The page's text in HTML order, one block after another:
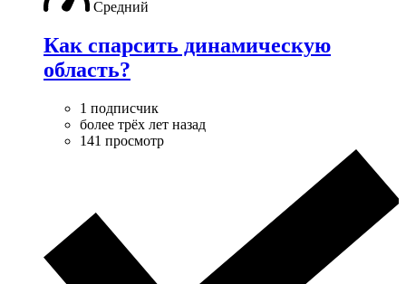
Средний
Как спарсить динамическую
область?
1 подписчик
более трёх лет назад
141 просмотр